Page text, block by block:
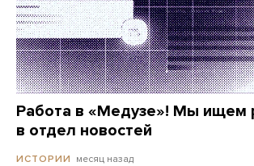
Работа в «Медузе»! Мы ищем
в отдел новостей
ИСТОРИИ месяц назад